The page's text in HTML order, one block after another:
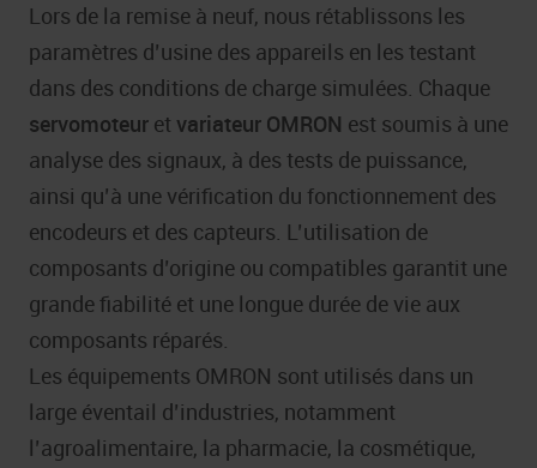
Lors de la remise à neuf, nous rétablissons les
paramètres d’usine des appareils en les testant
dans des conditions de charge simulées. Chaque
servomoteur et variateur OMRON est soumis à une
analyse des signaux, à des tests de puissance,
ainsi qu’à une vérification du fonctionnement des
encodeurs et des capteurs. L’utilisation de
composants d’origine ou compatibles garantit une
grande fiabilité et une longue durée de vie aux
composants réparés.
Les équipements OMRON sont utilisés dans un
large éventail d’industries, notamment
l’agroalimentaire, la pharmacie, la cosmétique,